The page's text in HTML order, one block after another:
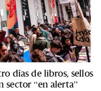
días de libros, sellos
sector “en alerta”